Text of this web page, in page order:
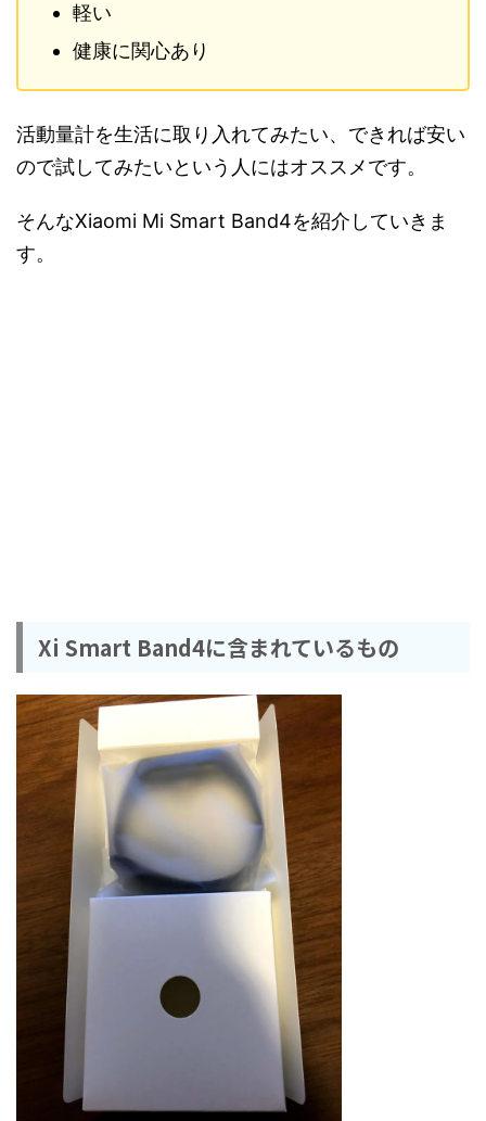
軽い
健康に関心あり
活動量計を生活に取り入れてみたい、できれば安い
ので試してみたいという人にはオススメです。
そんなXiaomi Mi Smart Band4を紹介していきま
す。
Xi Smart Band4に含まれているもの